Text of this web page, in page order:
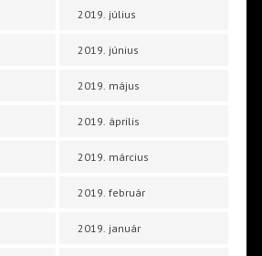
2019. július
2019. június
2019. május
2019. április
2019. március
2019. február
2019. január